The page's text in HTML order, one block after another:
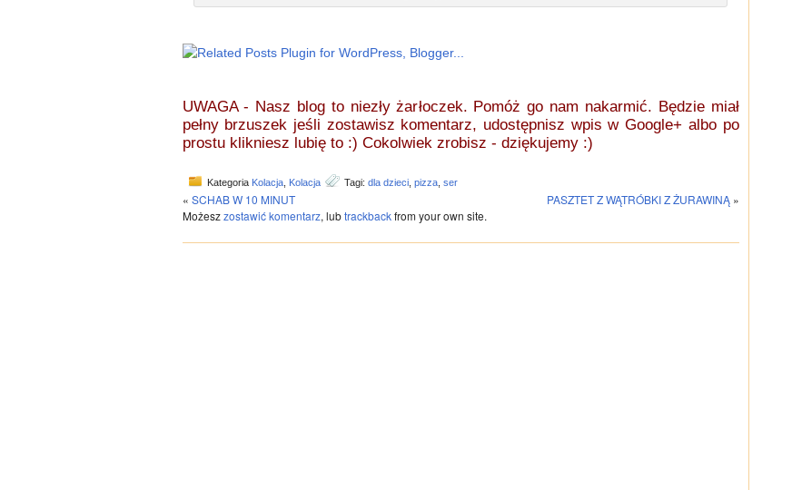
UWAGA - Nasz blog to niezły żarłoczek. Pomóż go nam nakarmić. Będzie miał
pełny brzuszek jeśli zostawisz komentarz, udostępnisz wpis wGoogle+ albo po
prostu klikniesz lubię to :) Cokolwiek zrobisz - dziękujemy :)
Kategoria Kolacja, Kolacja Tagi: dla dzieci, pizza, ser
« SCHAB W 10 MINUT PASZTET Z WĄTRÓBKI Z ŻURAWINĄ»
Możeszzostawić komentarz, lubtrackbackfrom your own site.